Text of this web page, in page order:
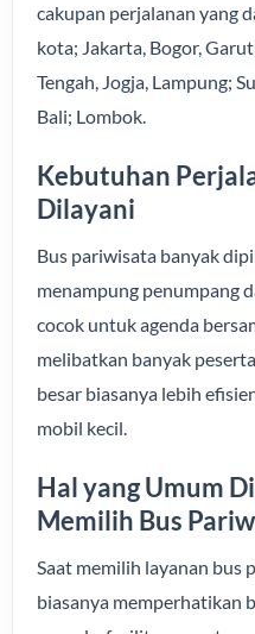
cakupan perjalanan yang
kota; Jakarta, Bogor,
Tengah, Jogja, Lampung;
Bali; Lombok.
Kebutuhan
Dilayani
Bus pariwisata banyak
menampung penumpang
cocok untuk agenda
melibatkan banyak
besar biasanya lebih
mobil kecil.
Hal yang Umum
Memilih Bus
Saat memilih layanan bus
biasanya memperhatikan